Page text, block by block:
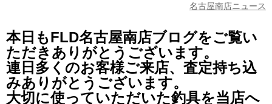
名古屋南店ニュース
本日もFLD名古屋南店ブログをご覧い
ただきありがとうございます。
連日多くのお客様ご来店、査定持ち込
みありがとうございます。
大切に使っていただいた釣具を当店へ